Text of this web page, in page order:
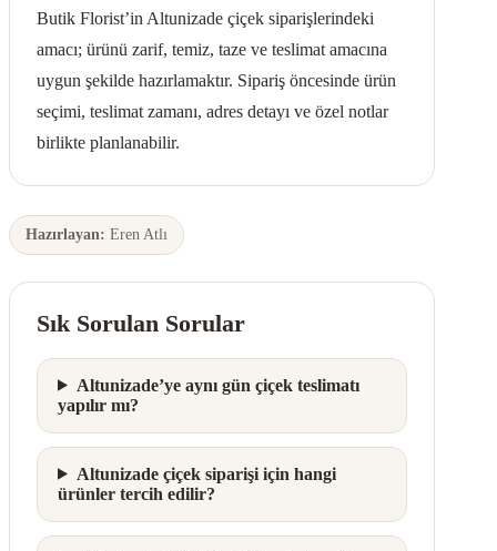
Butik Florist’in Altunizade çiçek siparişlerindeki
amacı; ürünü zarif, temiz, taze ve teslimat amacına
uygun şekilde hazırlamaktır. Sipariş öncesinde ürün
seçimi, teslimat zamanı, adres detayı ve özel notlar
birlikte planlanabilir.
Hazırlayan: Eren Atlı
Sık Sorulan Sorular
Altunizade’ye aynı gün çiçek teslimatı
yapılır mı?
Altunizade çiçek siparişi için hangi
ürünler tercih edilir?